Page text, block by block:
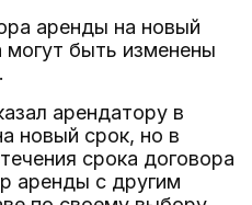
аренды на новый
могут быть изменены
арендатору в
новый срок, но в
срока договора
аренды с другим